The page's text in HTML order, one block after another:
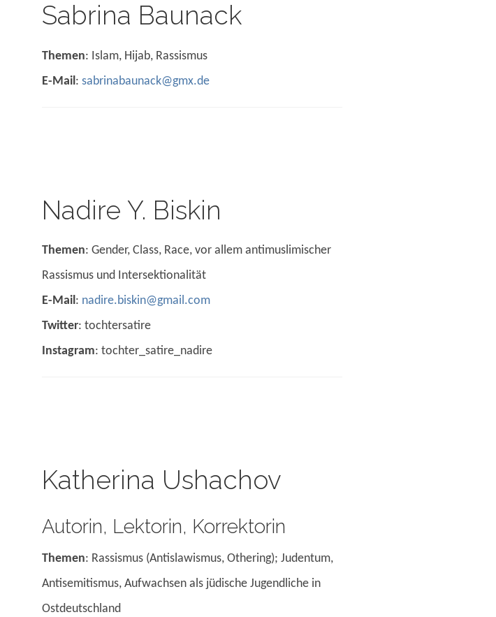
Sabrina Baunack
Themen: Islam, Hijab, Rassismus
E-Mail :sabrinabaunack@gmx.de
Nadire Y. Biskin
Themen: Gender, Class, Race, vor allem antimuslimischer
Rassismus und Intersektionalität
E-Mail: nadire.biskin@gmail.com
Twitter: tochtersatire
Instagram: tochter_satire_nadire
Katherina Ushachov
Autorin, Lektorin, Korrektorin
Themen: Rassismus (Antislawismus, Othering); Judentum,
Antisemitismus, Aufwachsen als jüdische Jugendliche in
Ostdeutschland